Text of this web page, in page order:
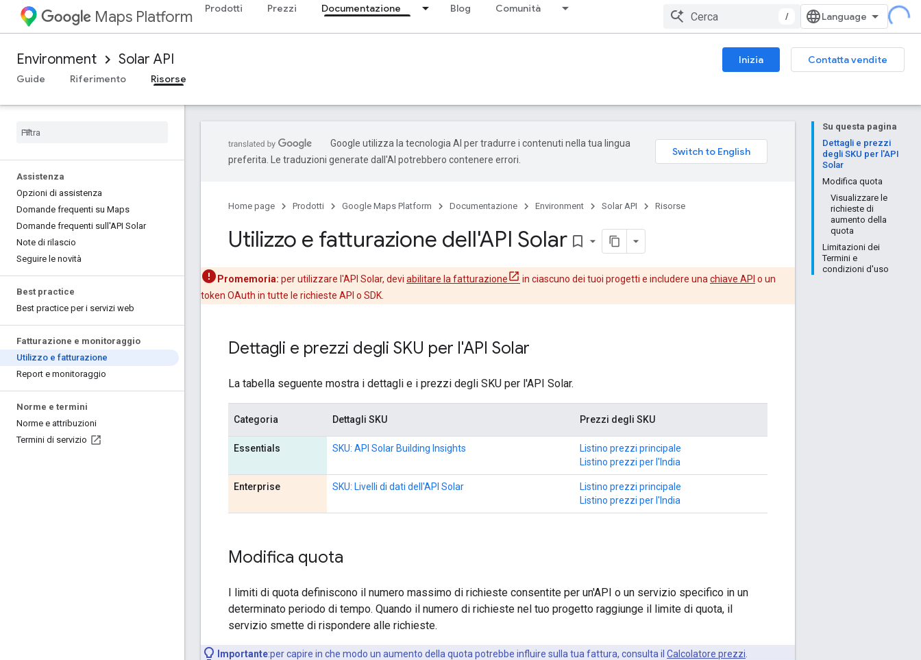
Maps Platform Prodotti Prezzi Documentazione Blog Comunità
/
Environment Solar API Inizia
Contatta vendite
Guide
Riferimento Risorse
Assistenza
Opzioni di assistenza
Domande frequenti su Maps
Domande frequenti sull'API Solar
Note di rilascio
Seguire le novità
Best practice
Best practice per i servizi web
Fatturazione e monitoraggio
Utilizzo e fatturazione
Report e monitoraggio
Norme e termini
Norme e attribuzioni
Termini di servizio
Su questa pagina
Dettagli e prezzi
degli SKU per l'API
Solar
Modifica quota
Visualizzare le
richieste di
aumento della
quota
Limitazioni dei
Termini e
condizioni d'uso
Google utilizza la tecnologia AI per tradurre i contenuti nella tua lingua
preferita. Le traduzioni generate dall'AI potrebbero contenere errori.
Home page Prodotti Google Maps Platform Documentazione Environment Solar API Risorse
Utilizzo e fatturazione dell'API Solar bookmark_border
Promemoria: per utilizzare l'API Solar, devi abilitare la fatturazione in ciascuno dei tuoi progetti e includere una chiave API o un
token OAuth in tutte le richieste API o SDK.
Dettagli e prezzi degli SKU per l'API Solar
La tabella seguente mostra i dettagli e i prezzi degli SKU per l'API Solar.
Categoria Dettagli SKU Prezzi degli SKU
Essentials SKU: API Solar Building Insights
Listino prezzi principale
Listino prezzi per l'India
Enterprise SKU: Livelli di dati dell'API Solar
Listino prezzi principale
Listino prezzi per l'India
Modifica quota
I limiti di quota definiscono il numero massimo di richieste consentite per un'API o un servizio specifico in un
determinato periodo di tempo. Quando il numero di richieste nel tuo progetto raggiunge il limite di quota, il
servizio smette di rispondere alle richieste.
Importante:per capire in che modo un aumento della quota potrebbe influire sulla tua fattura, consulta il Calcolatore prezzi